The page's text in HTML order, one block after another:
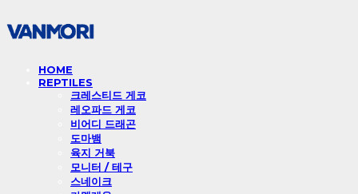
HOME
REPTILES
크레스티드 게코
레오파드 게코
비어디 드래곤
도마뱀
육지 거북
모니터 / 테구
스네이크